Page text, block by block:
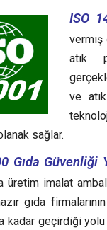
ISO
vermiş
atık
ve
sağlar.
Gıda
üretim imalat
gıda
kadar geçirdiği